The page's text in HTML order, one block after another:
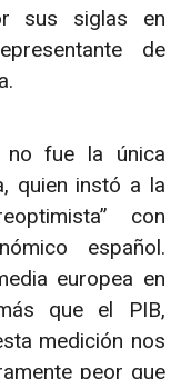
sus siglas en
de
no fue la única
quien instó a la
con
español.
europea en
que el PIB,
medición nos
peor que